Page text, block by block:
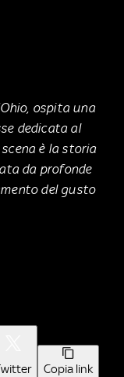
ospita una
dedicata al
è la storia
da profonde
del gusto
Copia link